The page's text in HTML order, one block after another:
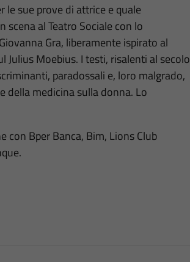
sue prove di attrice e quale
scena al Teatro Sociale con lo
Gra, liberamente ispirato al
Julius Moebius. I testi, risalenti al secolo
paradossali e, loro malgrado,
della medicina sulla donna. Lo
con Bper Banca, Bim, Lions Club